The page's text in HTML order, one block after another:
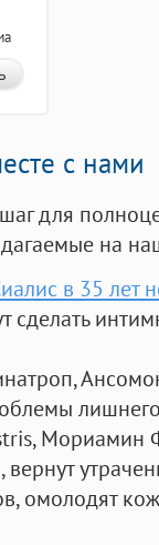
с нами
для
на
в 35 лет
сделать
Мориамин
омолодят